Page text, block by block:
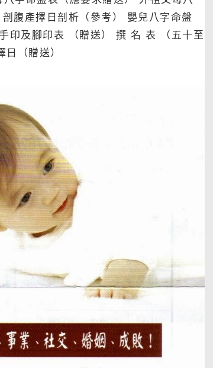
腹產擇日剖析（參考） 嬰兒八字命盤
印及腳印表 （贈送） 撰 名 表 （五十至
（贈送）